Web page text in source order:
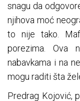
snagu da
njihova moć
to nije tako.
porezima. Ova
nabavkama i na
mogu raditi šta
Predrag Kojović,